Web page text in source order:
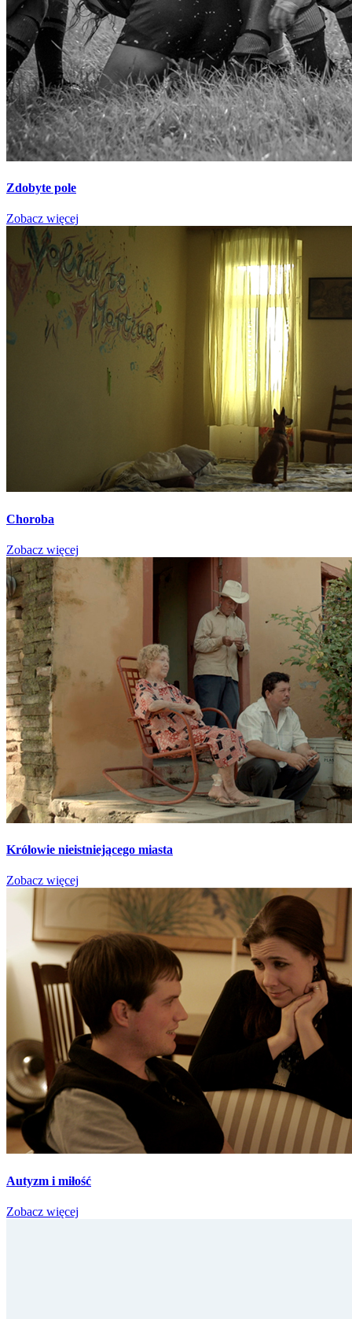
Zdobyte pole
Zobacz więcej
Choroba
Zobacz więcej
Królowie nieistniejącego miasta
Zobacz więcej
Autyzm i miłość
Zobacz więcej